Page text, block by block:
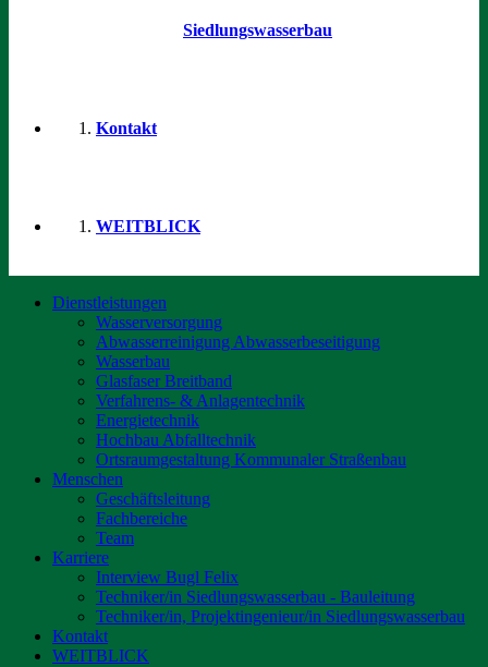
Siedlungswasserbau
Kontakt
WEITBLICK
Dienstleistungen
Wasserversorgung
Abwasserreinigung Abwasserbeseitigung
Wasserbau
Glasfaser Breitband
Verfahrens- & Anlagentechnik
Energietechnik
Hochbau Abfalltechnik
Ortsraumgestaltung Kommunaler Straßenbau
Menschen
Geschäftsleitung
Fachbereiche
Team
Karriere
Interview Bugl Felix
Techniker/in Siedlungswasserbau - Bauleitung
Techniker/in, Projektingenieur/in Siedlungswasserbau
Kontakt
WEITBLICK